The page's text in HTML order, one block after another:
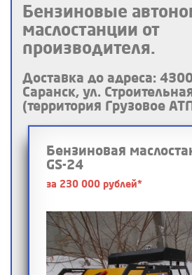
Бензиновые
маслостанции от
производителя.
Доставка до адреса:
Саранск, ул.
(территория Грузовое
Бензиновая
GS-24
за 230 000 рублей*